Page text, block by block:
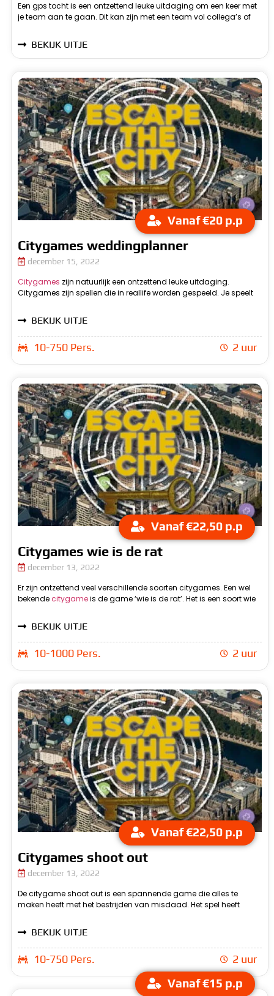
Een gps tocht is een ontzettend leuke uitdaging om een keer met
je team aan te gaan. Dit kan zijn met een team vol collega’s of
juist met al je vrienden. De gps tocht kan voor ieder team op een
BEKIJK UITJE
Vanaf €20 p.p
Citygames weddingplanner
december 15, 2022
Citygames zijn natuurlijk een ontzettend leuke uitdaging.
Citygames zijn spellen die in reallife worden gespeeld. Je speelt
het dan in de stad zelf. Daarom worden het citygames
genoemd. Citygames weddingplanner zijn natuurlijk een leuke
BEKIJK UITJE
10-750 Pers. 2 uur
Vanaf €22,50 p.p
Citygames wie is de rat
december 13, 2022
Er zijn ontzettend veel verschillende soorten citygames. Een wel
bekendecitygameis de game ‘wie is de rat’. Het is een soort wie
doel is om allemaal opdrachten uit te voeren en punten te
BEKIJK UITJE
10-1000 Pers. 2 uur
Vanaf €22,50 p.p
Citygames shoot out
december 13, 2022
De citygame shoot out is een spannende game die alles te
maken heeft met het bestrijden van misdaad. Het spel heeft
misschien shoot out, maar natuurlijk ga je niet echt iemand
neerschieten. In plaats daarvan ga je op onderzoek uit me je gps
BEKIJK UITJE
10-750 Pers. 2 uur
Vanaf €15 p.p